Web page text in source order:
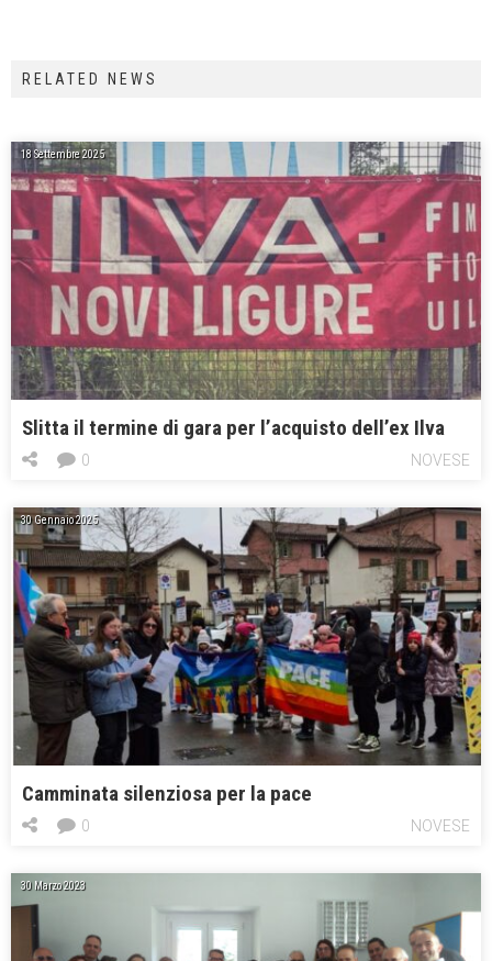
RELATED NEWS
18 Settembre 2025
Slitta il termine di gara per l’acquisto dell’ex Ilva
NOVESE
0
30 Gennaio 2025
Camminata silenziosa per la pace
NOVESE
0
30 Marzo 2023